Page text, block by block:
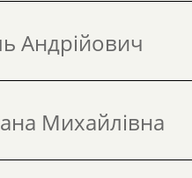
Андрійович
Михайлівна